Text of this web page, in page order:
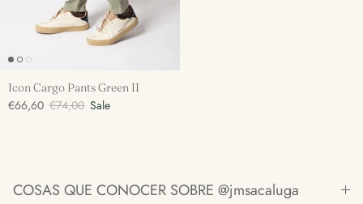
Icon Cargo Pants Green II
€66,60 €74,00 Sale
COSAS QUE CONOCER SOBRE @jmsacaluga